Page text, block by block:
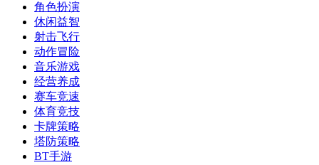
角色扮演
休闲益智
射击飞行
动作冒险
音乐游戏
经营养成
赛车竞速
体育竞技
卡牌策略
塔防策略
BT手游